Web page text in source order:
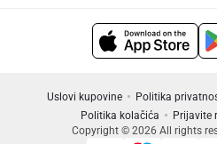
Uslovi kupovine Politika
Politika kolačića
Prijavite
Copyright © 2026 All rights